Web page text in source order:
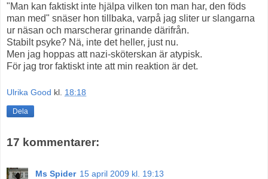
"Man kan faktiskt inte hjälpa vilken ton man har, den föds
man med" snäser hon tillbaka, varpå jag sliter ur slangarna
ur näsan och marscherar grinande därifrån.
Stabilt psyke? Nä, inte det heller, just nu.
Men jag hoppas att nazi-sköterskan är atypisk.
För jag tror faktiskt inte att min reaktion är det.
Ulrika Good kl. 18:18
Dela
17 kommentarer:
Ms Spider 15 april 2009 kl. 19:13